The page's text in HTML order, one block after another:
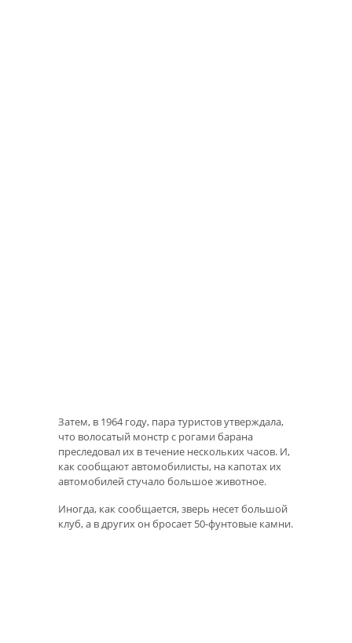
Затем, в 1964 году, пара туристов утверждала,
что волосатый монстр с рогами барана
преследовал их в течение нескольких часов. И,
как сообщают автомобилисты, на капотах их
автомобилей стучало большое животное.
Иногда, как сообщается, зверь несет большой
клуб, а в других он бросает 50-фунтовые камни.